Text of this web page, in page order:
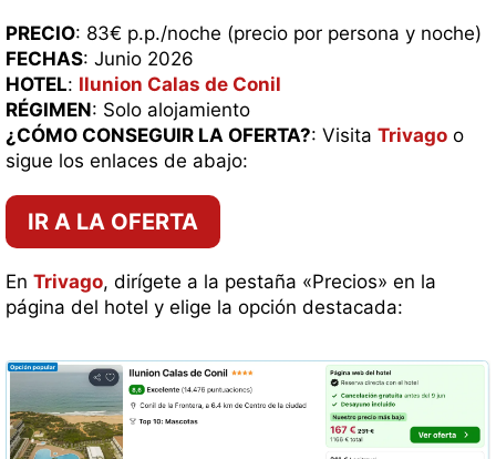
PRECIO: 83€ p.p./noche (precio por persona y noche)
FECHAS: Junio 2026
HOTEL: Ilunion Calas de Conil
RÉGIMEN: Solo alojamiento
¿CÓMO CONSEGUIR LA OFERTA?: Visita Trivago o
sigue los enlaces de abajo:
IR A LA OFERTA
En Trivago, dirígete a la pestaña «Precios» en la
página del hotel y elige la opción destacada: